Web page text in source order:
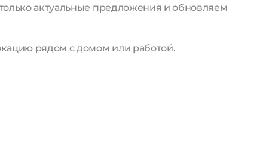
актуальные предложения и обновляем
рядом с домом или работой.